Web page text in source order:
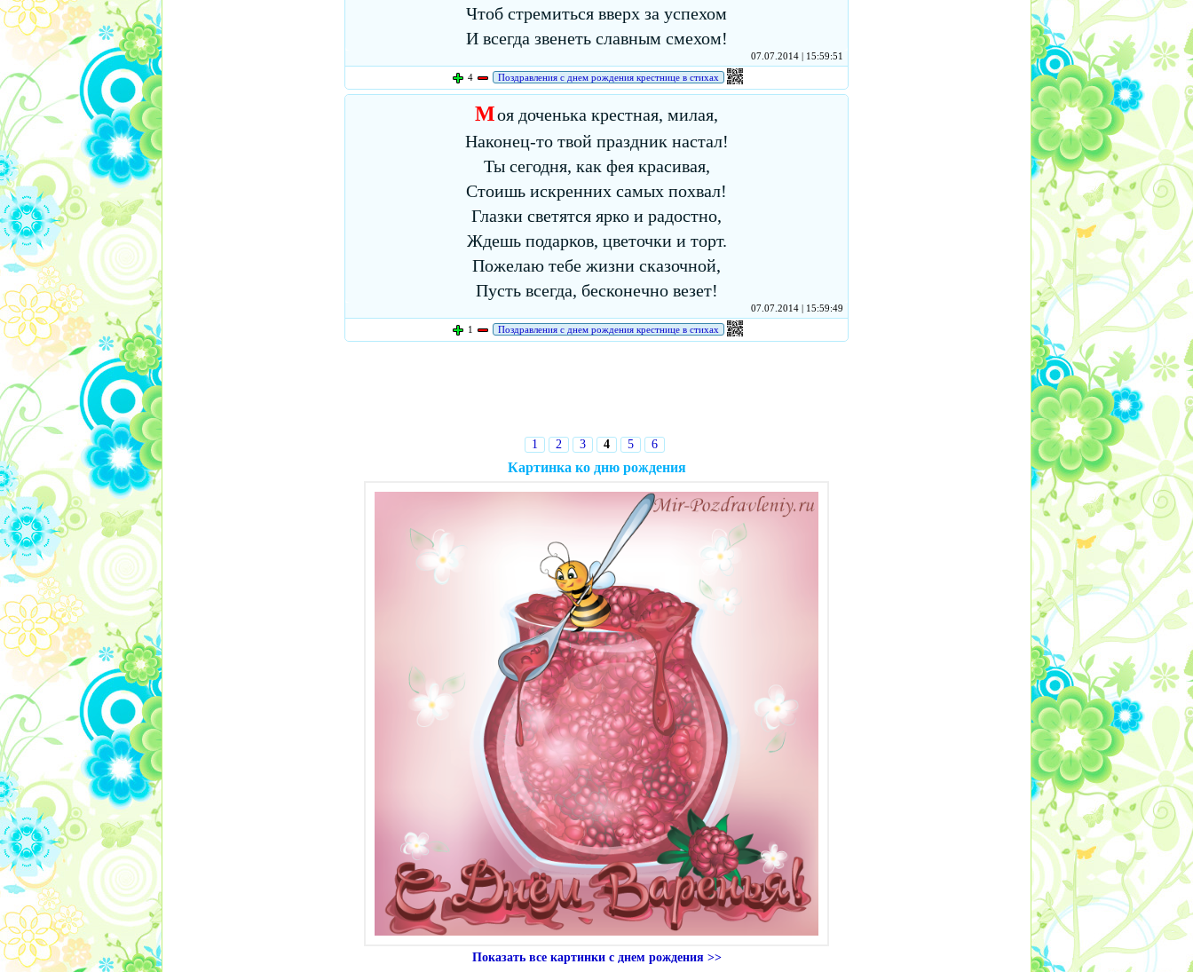
Чтоб стремиться вверх за успехом
И всегда звенеть славным смехом!
07.07.2014 | 15:59:51
4
Поздравления с днем рождения крестнице в стихах
Моя доченька крестная, милая,
Наконец-то твой праздник настал!
Ты сегодня, как фея красивая,
Стоишь искренних самых похвал!
Глазки светятся ярко и радостно,
Ждешь подарков, цветочки и торт.
Пожелаю тебе жизни сказочной,
Пусть всегда, бесконечно везет!
07.07.2014 | 15:59:49
1
Поздравления с днем рождения крестнице в стихах
1 2 3 4 5 6
Картинка ко дню рождения
Показать все картинки с днем рождения >>